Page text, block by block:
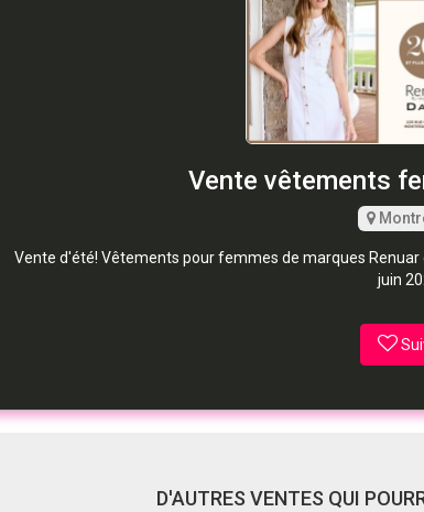
Vente vêtements
Vente d'été! Vêtements pour femmes de marques
juin
D'AUTRES VENTES QUI